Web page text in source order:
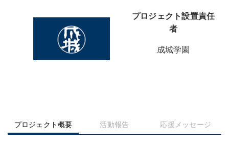
プロジェクト設置責任
者
成城学園
プロジェクト概要 活動報告 応援メッセージ